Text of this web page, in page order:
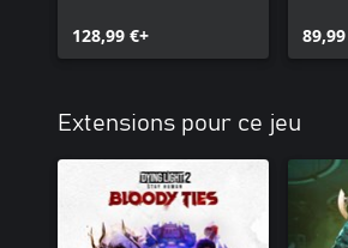
128,99 €+
Extensions pour ce jeu